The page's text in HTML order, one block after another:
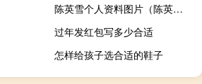
陈英雪个人资料图片（陈英雪）
过年发红包写多少合适
怎样给孩子选合适的鞋子